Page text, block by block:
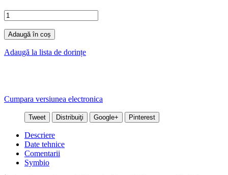
Adaugă în coș
Adaugă la lista de dorințe
Cumpara versiunea electronica
Tweet Distribuiţi Google+ Pinterest
Descriere
Date tehnice
Comentarii
Symbio